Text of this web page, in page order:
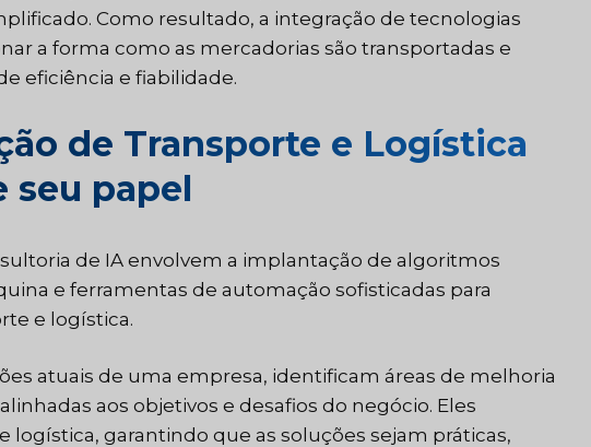
Como resultado, a integração de tecnologias
a forma como as mercadorias são transportadas e
eficiência e fiabilidade.
de Transporte e Logística
papel
de IA envolvem a implantação de algoritmos
e ferramentas de automação sofisticadas para
e logística.
atuais de uma empresa, identificam áreas de melhoria
aos objetivos e desafios do negócio. Eles
garantindo que as soluções sejam práticas,